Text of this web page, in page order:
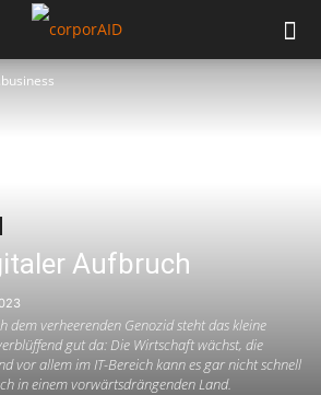
Aufbruch
dem verheerenden Genozid steht das kleine
gut da: Die Wirtschaft wächst, die
vor allem im IT-Bereich kann es gar nicht schnell
in einem vorwärtsdrängenden Land.